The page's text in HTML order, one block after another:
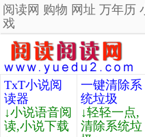
阅读网 购物 网址 万年历
戏
TxT小说阅
读器
↓小说语音阅
读,小说下载
一键清除系
统垃圾
↓轻轻一点,
清除系统垃